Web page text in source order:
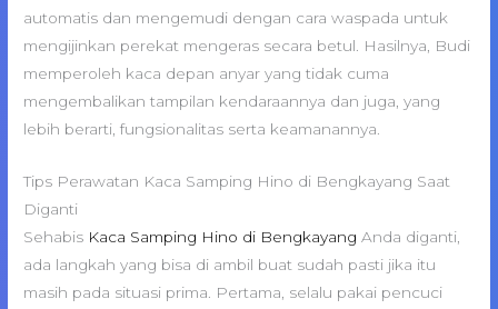
automatis dan mengemudi dengan cara waspada untuk
mengijinkan perekat mengeras secara betul. Hasilnya, Budi
memperoleh kaca depan anyar yang tidak cuma
mengembalikan tampilan kendaraannya dan juga, yang
lebih berarti, fungsionalitas serta keamanannya.
Tips Perawatan Kaca Samping Hino di Bengkayang Saat
Diganti
Sehabis Kaca Samping Hino di Bengkayang Anda diganti,
ada langkah yang bisa di ambil buat sudah pasti jika itu
masih pada situasi prima. Pertama, selalu pakai pencuci